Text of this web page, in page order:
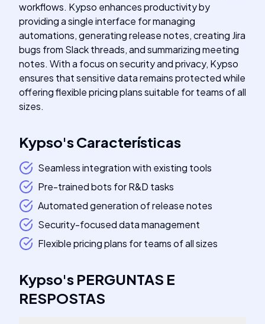
workflows. Kypso enhances productivity by
providing a single interface for managing
automations, generating release notes, creating Jira
bugs from Slack threads, and summarizing meeting
notes. With a focus on security and privacy, Kypso
ensures that sensitive data remains protected while
offering flexible pricing plans suitable for teams of all
sizes.
Kypso'sCaracterísticas
Seamless integration with existing tools
Pre-trained bots for R&D tasks
Automated generation of release notes
Security-focused data management
Flexible pricing plans for teams of all sizes
Kypso's PERGUNTAS E
RESPOSTAS